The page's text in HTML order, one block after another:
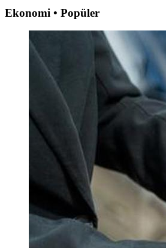
Ekonomi • Popüler